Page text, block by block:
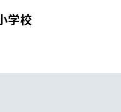
学校